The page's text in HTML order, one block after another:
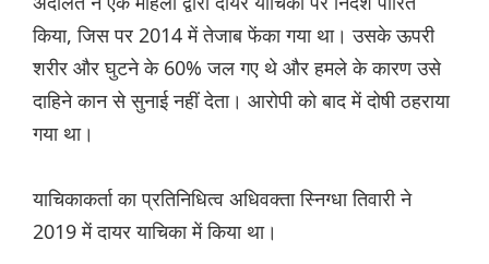
किया, जिस पर 2014 में तेजाब फेंका गया था। उसके ऊपरी
शरीर और घुटने के 60% जल गए थे और हमले के कारण उसे
दाहिने कान से सुनाई नहीं देता। आरोपी को बाद में दोषी ठहराया
गया था।
याचिकाकर्ता का प्रतिनिधित्व अधिवक्ता स्निग्धा तिवारी ने
2019 में दायर याचिका में किया था।